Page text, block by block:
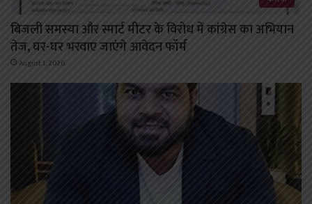
बिजली समस्या और स्मार्ट मीटर के विरोध में कांग्रेस का अभियान
तेज, घर-घर भरवाए जाएंगे आवेदन फॉर्म
August 1, 2026